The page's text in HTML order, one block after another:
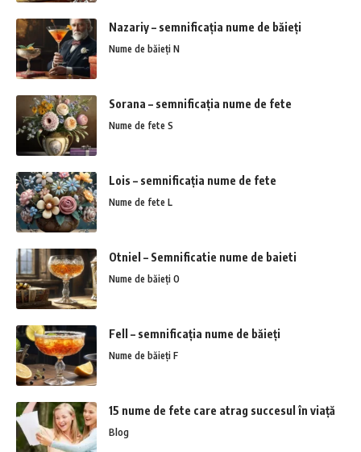
Nazariy – semnificația nume de băieți
Nume de băieți N
Sorana – semnificația nume de fete
Nume de fete S
Lois – semnificația nume de fete
Nume de fete L
Otniel – Semnificatie nume de baieti
Nume de băieți O
Fell – semnificația nume de băieți
Nume de băieți F
15 nume de fete care atrag succesul în viață
Blog